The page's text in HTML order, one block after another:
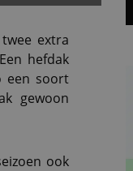
extra
hefdak
een soort
gewoon
ook